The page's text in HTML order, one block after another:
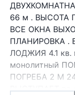
66 м . ВЫСОТА
ВСЕ ОКНА
ПЛАНИРОВКА .
ЛОДЖИЯ 4.1 кв.
монолитный
ПОГРЕБА 2 М
ВЫСТУПАЕТ во